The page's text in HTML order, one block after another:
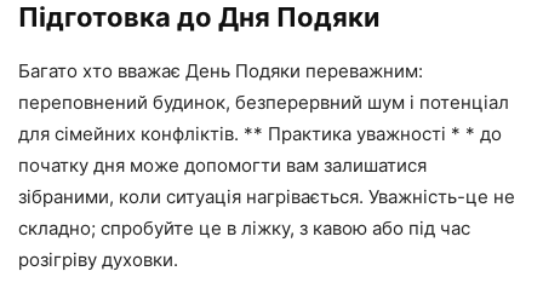
Підготовка до Дня Подяки
Багато хто вважає День Подяки переважним:
переповнений будинок, безперервний шум і потенціал
для сімейних конфліктів. ** Практика уважності * * до
початку дня може допомогти вам залишатися
зібраними, коли ситуація нагрівається. Уважність-це не
складно; спробуйте це в ліжку, з кавою або під час
розігріву духовки.